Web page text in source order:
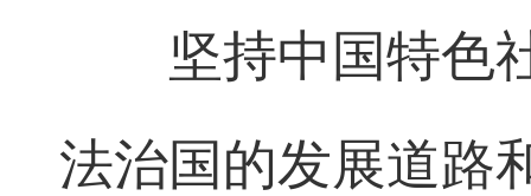
坚持中国特色
法治国的发展道路